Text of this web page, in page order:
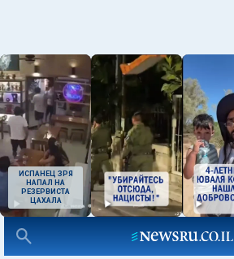
ИСПАНЕЦ ЗРЯ
НАПАЛ НА
РЕЗЕРВИСТА
ЦАХАЛА